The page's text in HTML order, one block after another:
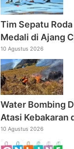
Tim Sepatu
Medali di Ajang
10 Agustus 2026
Water Bombing
Atasi Kebakaran
10 Agustus 2026